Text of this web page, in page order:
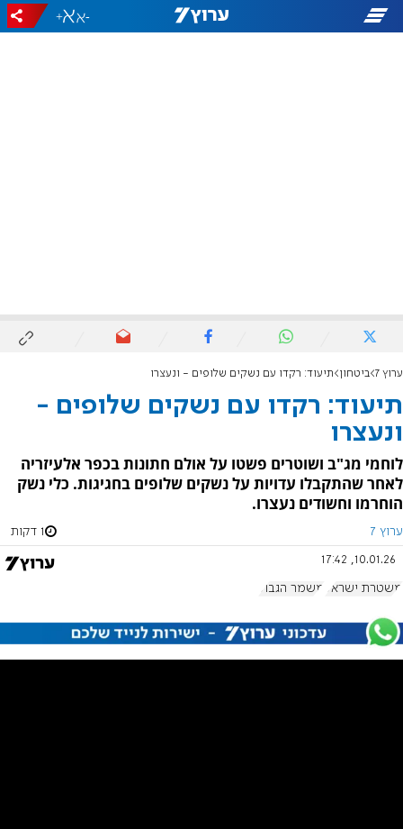
-
+
ערוץ 7 ביטחון תיעוד: רקדו עם נשקים שלופים - ונעצרו
תיעוד: רקדו עם נשקים שלופים -
ונעצרו
לוחמי מג"ב ושוטרים פשטו על אולם חתונות בכפר אלעיזריה
לאחר שהתקבלו עדויות על נשקים שלופים בחגיגות. כלי נשק
הוחרמו וחשודים נעצרו.
ערוץ 7 1 דקות
10.01.26, 17:42
משטרת ישראל משמר הגבול